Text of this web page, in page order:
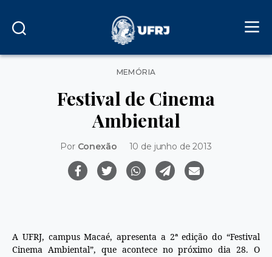
Categorias
MEMÓRIA
Festival de Cinema
Ambiental
Por Conexão 10 de junho de 2013
A UFRJ, campus Macaé, apresenta a 2ª edição do “Festival
Cinema Ambiental”, que acontece no próximo dia 28. O